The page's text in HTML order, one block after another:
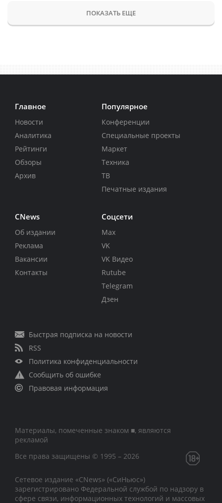
ПОКАЗАТЬ ЕЩЕ
Главное
Новости
Аналитика
Рейтинги
Обзоры
Архив
Популярное
Конференции
Специальные проекты
Маркет
Техника
ТВ
Печатные издания
CNews
Об издании
Реклама
Вакансии
Контакты
Соцсети
Max
VK
VK Видео
Rutube
Telegram
Дзен
Быстрая подписка на новости
RSS
Политика конфиденциальности
Сообщить об ошибке
Правовая информация
Материалы, помеченные знаком ■, являются
рекламой
Все права защищены © 1995 – 2026
Сетевое издание «CNews» («СиНьюс»)
зарегистрировано Федеральной службой по надзору в
сфере связи, информационных технологий и массовых